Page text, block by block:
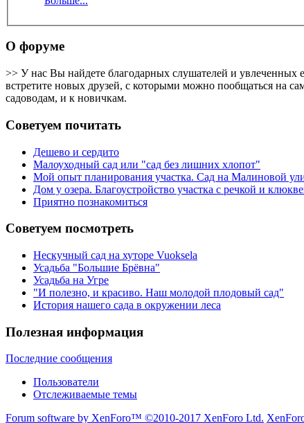
О форуме
>> У нас Вы найдете благодарных слушателей и
встретите новых друзей, с которыми можно пообщаться на
садоводам, и к новичкам.
Советуем почитать
Дешево и сердито
Малоуходный сад или "сад без лишних хлопот"
Мой опыт планирования участка. Сад на Малиновой
Дом у озера. Благоустройство участка с речкой и
Приятно познакомиться
Советуем посмотреть
Нескучный сад на хуторе Vuoksela
Усадьба "Большие Брёвна"
Усадьба на Угре
"И полезно, и красиво. Наш молодой плодовый сад"
История нашего сада в окружении леса
Полезная информация
Последние сообщения
Пользователи
Отслеживаемые темы
Forum software by XenForo™ ©2010-2017 XenForo Ltd.